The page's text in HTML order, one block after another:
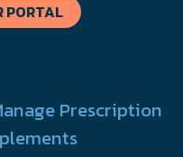
PORTAL
Prescription